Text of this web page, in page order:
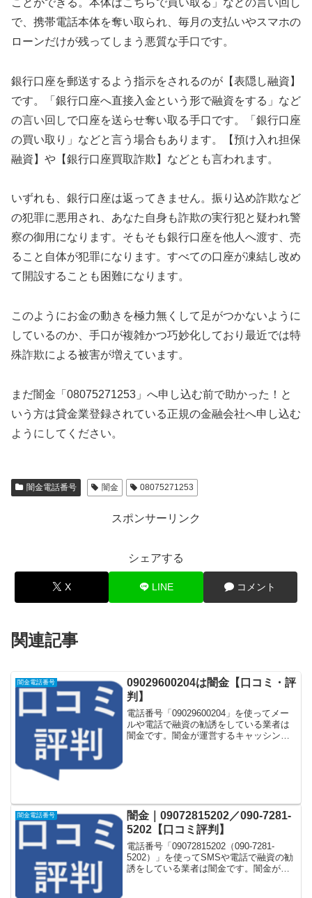
で、携帯電話本体を奪い取られ、毎月の支払いやスマホの
ローンだけが残ってしまう悪質な手口です。
銀行口座を郵送するよう指示をされるのが【表隠し融資】
です。「銀行口座へ直接入金という形で融資をする」など
の言い回しで口座を送らせ奪い取る手口です。「銀行口座
の買い取り」などと言う場合もあります。【預け入れ担保
融資】や【銀行口座買取詐欺】などとも言われます。
いずれも、銀行口座は返ってきません。振り込め詐欺など
の犯罪に悪用され、あなた自身も詐欺の実行犯と疑われ警
察の御用になります。そもそも銀行口座を他人へ渡す、売
ること自体が犯罪になります。すべての口座が凍結し改め
て開設することも困難になります。
このようにお金の動きを極力無くして足がつかないように
しているのか、手口が複雑かつ巧妙化しており最近では特
殊詐欺による被害が増えています。
まだ闇金「08075271253」へ申し込む前で助かった！と
いう方は貸金業登録されている正規の金融会社へ申し込む
ようにしてください。
闇金電話番号 闇金 08075271253
スポンサーリンク
シェアする
X LINE コメント
関連記事
闇金電話番号
09029600204は闇金【口コミ・評
判】
電話番号「09029600204」を使ってメー
ルや電話で融資の勧誘をしている業者は
闇金です。闇金が運営するキャッシング
闇金電話番号
闇金｜09072815202／090-7281-
5202【口コミ評判】
電話番号「09072815202（090-7281-
5202）」を使ってSMSや電話で融資の勧
誘をしている業者は闇金です。闇金が運